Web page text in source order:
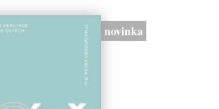
novinka